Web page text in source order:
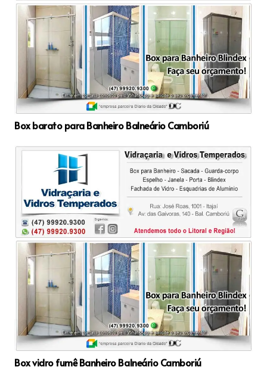
Box barato para Banheiro Balneário Camboriú
Box vidro fumê Banheiro Balneário Camboriú